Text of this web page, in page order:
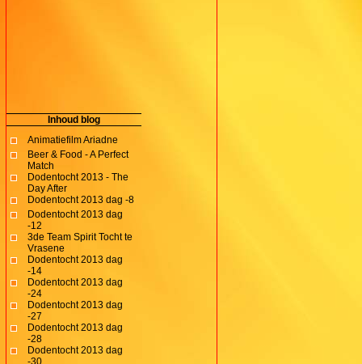
Inhoud blog
Animatiefilm Ariadne
Beer & Food - A Perfect
Match
Dodentocht 2013 - The
Day After
Dodentocht 2013 dag -8
Dodentocht 2013 dag
-12
3de Team Spirit Tocht te
Vrasene
Dodentocht 2013 dag
-14
Dodentocht 2013 dag
-24
Dodentocht 2013 dag
-27
Dodentocht 2013 dag
-28
Dodentocht 2013 dag
-30